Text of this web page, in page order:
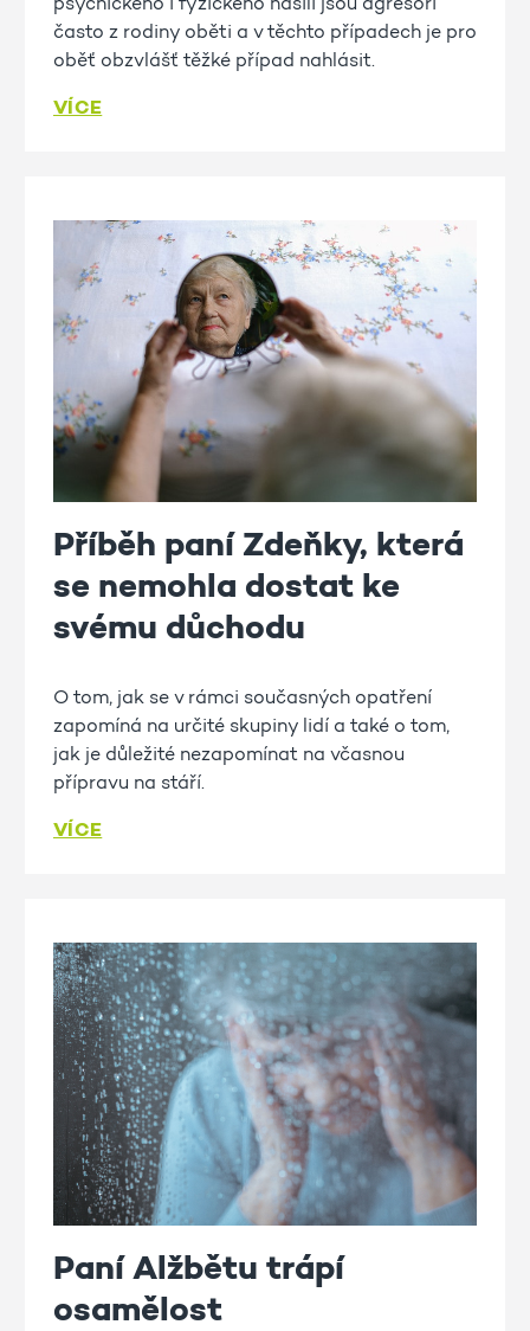
psychického i fyzického násilí jsou agresoři
často z rodiny oběti a v těchto případech je pro
oběť obzvlášť těžké případ nahlásit.
VÍCE
Příběh paní Zdeňky, která
se nemohla dostat ke
svému důchodu
O tom, jak se v rámci současných opatření
zapomíná na určité skupiny lidí a také o tom,
jak je důležité nezapomínat na včasnou
přípravu na stáří.
VÍCE
Paní Alžbětu trápí
osamělost